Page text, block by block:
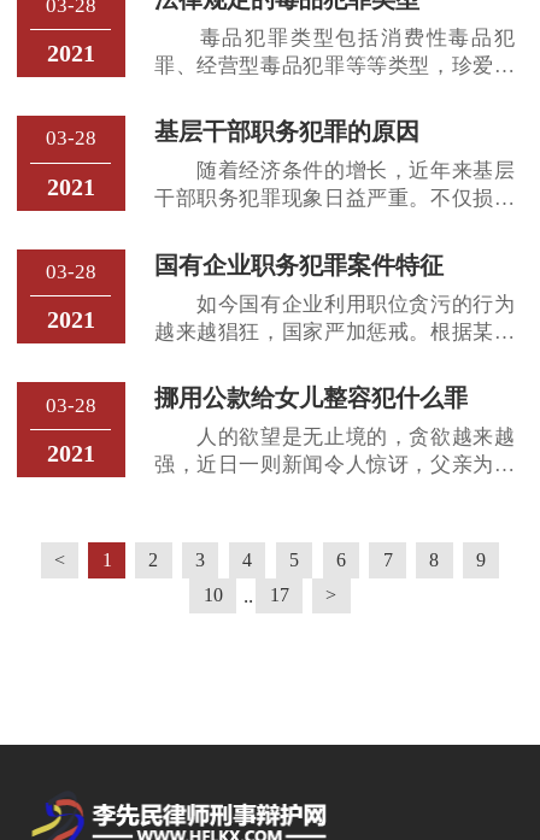
重、后果等进行。那么犯走私贩卖毒品
罪的罪犯如何判刑？针对这个问题，以
下小编为您整理的最新走私贩卖毒品罪
帮助。内容仅供参考。 一、贩卖毒
品罪的概念 贩卖毒品，是指明知是
毒品而非法销售或者以贩卖为目的而非
法收买毒品的行为。根据我国
03-28
2021
毒品犯罪类型包括消费性毒品犯
罪、经营型毒品犯罪等等类型，珍爱生
的安全稳定以及个人的身心健康都有着
极大危害性，自从英国人用鸦片打开了
我国的大门之后，毒品就开始在我国境
内流通了。毒品犯罪的量刑标准较重，
阅读完以下小编为您整理的内容，一定
品犯罪类型 从行为的性质把毒品犯
罪分为消费型、经营型、持
03-28
2021
基层干部职务犯罪的原因
随着经济条件的增长，近年来基层
干部职务犯罪现象日益严重。不仅损害
害了党和政府的形象，给社会和谐稳定
造成了不良影响。以下就由小编为您详
细介绍基层干部职务犯罪的原因和对
策。 基层干部职务犯罪的原因
纪观念淡薄。没有牢固树立立党为公、
执政为民的执政理念，公仆意识欠缺，
理想信念动摇，法制意识淡漠，对自身
职责缺乏清醒认识，有法不
03-28
2021
国有企业职务犯罪案件特征
如今国有企业利用职位贪污的行为
越来越猖狂，国家严加惩戒。根据某区
务犯罪案件数量分析，专家认为，该类
案件具有四大特征，发案多集中于物资
采购环节、贿赂犯罪比重较高、群体性
特征突出、领导干部带病提拔现象凸
柱，为发展壮大国有经济、提升综合国
力，发挥了不可替代的作用。数据显
示，2011年初至2013年底，市属国
03-28
2021
挪用公款给女儿整容犯什么罪
人的欲望是无止境的，贪欲越来越
强，近日一则新闻令人惊讶，父亲为女
罪？根据我国《刑法》第272条规定，该
父亲涉嫌挪用资金罪，即公司、企业或
者其他单位的工作人员，利用职务上的
女要有限度。但日前湖南
< 1 2 3 4 5 6 7 8
9
10
.. 17 >